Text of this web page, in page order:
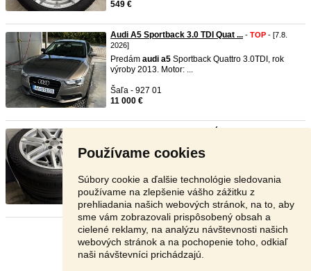
Používame cookies
Súbory cookie a ďalšie technológie sledovania
používame na zlepšenie vášho zážitku z
prehliadania našich webových stránok, na to, aby
sme vám zobrazovali prispôsobený obsah a
cielené reklamy, na analýzu návštevnosti našich
webových stránok a na pochopenie toho, odkiaľ
naši návštevníci prichádzajú.
549 €
Audi A5 Sportback 3.0 TDI Quat ... - TOP - [7.8.
2026]
Predám audi a5 Sportback Quattro 3.0TDI, rok
výroby 2013. Motor: ...
Šaľa - 927 01
11 000 €
Predám elektróny originál
audia4a5 a6 a7 ...
Tvrdošín - 027 44
Stránka: 1 2 3 Ďalšia